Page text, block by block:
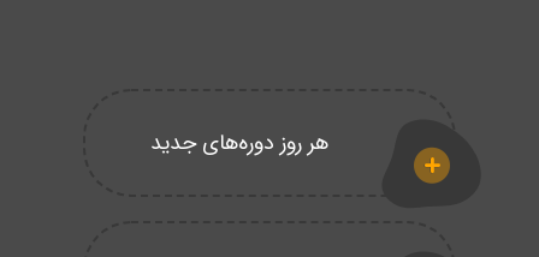
هر روز دوره‌های جدید